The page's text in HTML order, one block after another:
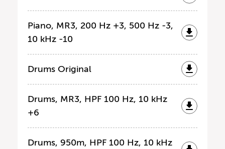
Piano, MR3, 200 Hz +3, 500 Hz -3,
10 kHz -10
Drums Original
Drums, MR3, HPF 100 Hz, 10 kHz
+6
Drums, 950m, HPF 100 Hz, 10 kHz